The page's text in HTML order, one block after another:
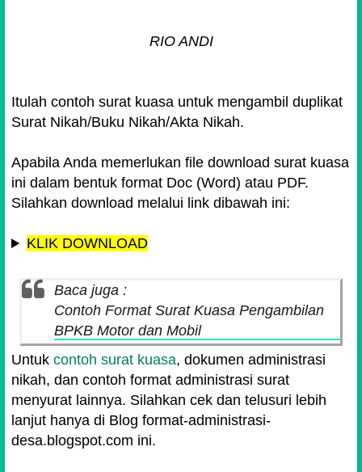
RIO ANDI
Itulah contoh surat kuasa untuk mengambil duplikat
Surat Nikah/Buku Nikah/Akta Nikah.
Apabila Anda memerlukan file download surat kuasa
ini dalam bentuk format Doc (Word) atau PDF.
Silahkan download melalui link dibawah ini:
KLIK DOWNLOAD
Baca juga :
Contoh Format Surat Kuasa Pengambilan
BPKB Motor dan Mobil
Untuk contoh surat kuasa, dokumen administrasi
nikah, dan contoh format administrasi surat
menyurat lainnya. Silahkan cek dan telusuri lebih
lanjut hanya di Blog format-administrasi-
desa.blogspot.com ini.